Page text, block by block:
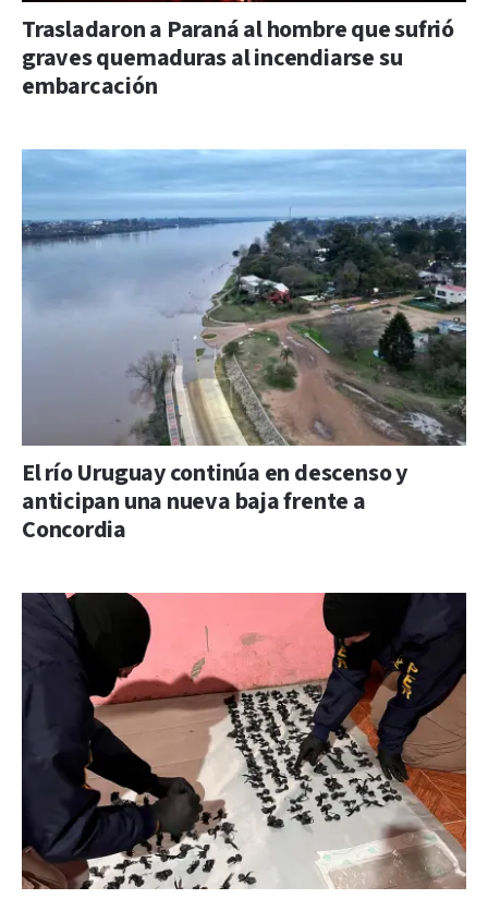
Trasladaron a Paraná al hombre que sufrió
graves quemaduras al incendiarse su
embarcación
El río Uruguay continúa en descenso y
anticipan una nueva baja frente a
Concordia